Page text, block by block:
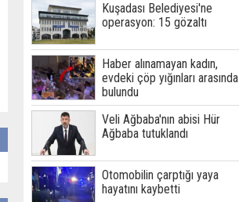
Kuşadası Belediyesi'ne
operasyon: 15 gözaltı
Haber alınamayan kadın,
evdeki çöp yığınları arasında
bulundu
Veli Ağbaba'nın abisi Hür
Ağbaba tutuklandı
Otomobilin çarptığı yaya
hayatını kaybetti